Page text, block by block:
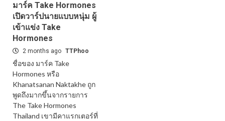
มาร์ค Take Hormones
เปิดวาร์ปนายแบบหนุ่ม ผู้
เข้าแข่ง Take
Hormones
2 months ago TTPhoo
ชื่อของ มาร์ค Take
Hormones หรือ
Khanatsanan Naktakhe ถูก
พูดถึงมากขึ้นจากรายการ
The Take Hormones
Thailand เขามีคาแรกเตอร์ที่